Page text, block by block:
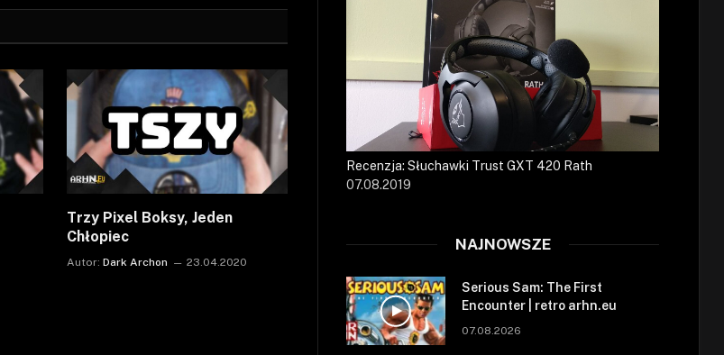
Trzy Pixel Boksy, Jeden
Chłopiec
Autor: Dark Archon 23.04.2020
Recenzja: Słuchawki Trust GXT 420 Rath
07.08.2019
NAJNOWSZE
Serious Sam: The First
Encounter | retro arhn.eu
07.08.2026